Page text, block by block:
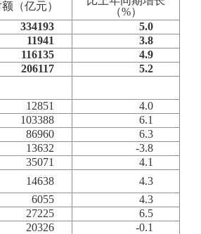
（亿元）
（%）
334193
5.0
11941
3.8
116135
4.9
206117 5.2
12851
4.0
103388
6.1
86960
6.3
13632
-3.8
35071
4.1
14638
4.3
6055
4.3
27225
6.5
20326
-0.1